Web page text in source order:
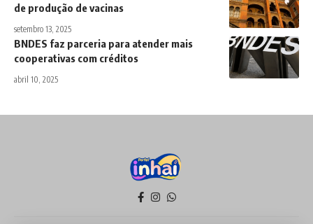
de produção de vacinas
setembro 13, 2025
BNDES faz parceria para atender mais
cooperativas com créditos
abril 10, 2025